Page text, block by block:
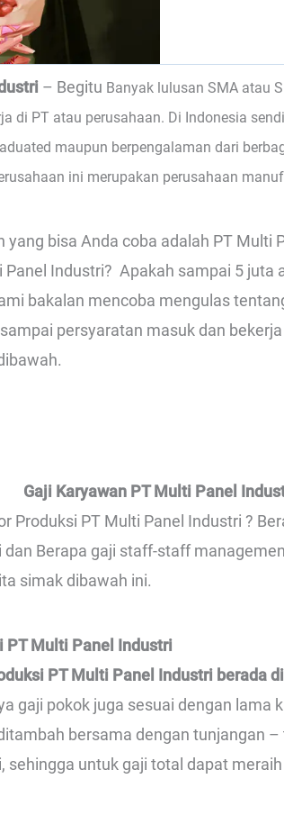
– Begitu Banyak lulusan SMA atau
di PT atau perusahaan. Di Indonesia
maupun berpengalaman dari
ini merupakan perusahaan
yang bisa Anda coba adalah PT Multi
Panel Industri? Apakah sampai 5 juta
bakalan mencoba mengulas
persyaratan masuk dan
Gaji Karyawan PT Multi Panel
Produksi PT Multi Panel Industri ?
dan Berapa gaji staff-staff
simak dibawah ini.
PT Multi Panel Industri
PT Multi Panel Industri berada
gaji pokok juga sesuai dengan lama
bersama dengan tunjangan
sehingga untuk gaji total dapat